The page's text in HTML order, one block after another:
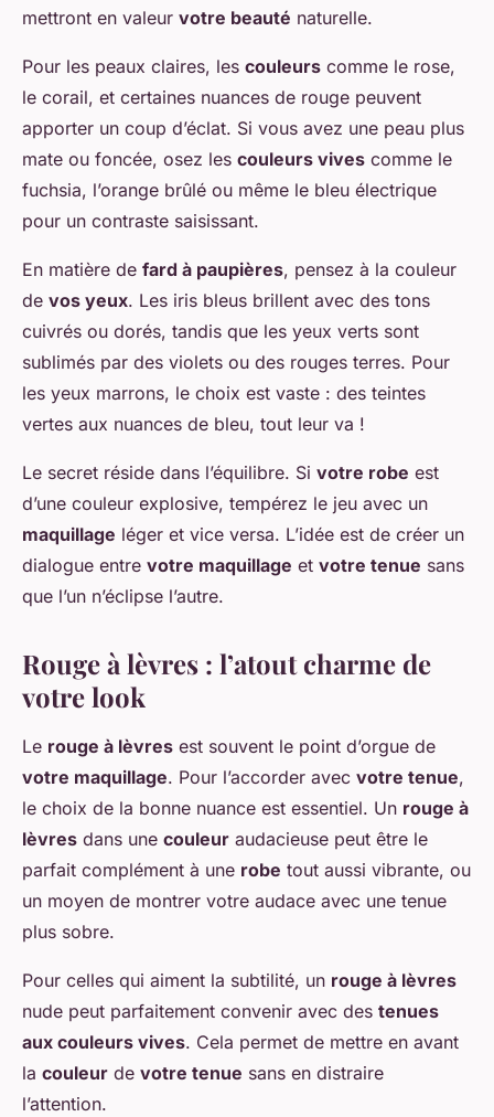
mettront en valeur votre beauté naturelle.
Pour les peaux claires, les couleurs comme le rose,
le corail, et certaines nuances de rouge peuvent
apporter un coup d’éclat. Si vous avez une peau plus
mate ou foncée, osez les couleurs vives comme le
fuchsia, l’orange brûlé ou même le bleu électrique
pour un contraste saisissant.
En matière de fard à paupières, pensez à la couleur
de vos yeux. Les iris bleus brillent avec des tons
cuivrés ou dorés, tandis que les yeux verts sont
sublimés par des violets ou des rouges terres. Pour
les yeux marrons, le choix est vaste : des teintes
vertes aux nuances de bleu, tout leur va !
Le secret réside dans l’équilibre. Si votre robe est
d’une couleur explosive, tempérez le jeu avec un
maquillage léger et vice versa. L’idée est de créer un
dialogue entre votre maquillage et votre tenue sans
que l’un n’éclipse l’autre.
Rouge à lèvres : l’atout charme de
votre look
Le rouge à lèvres est souvent le point d’orgue de
votre maquillage. Pour l’accorder avec votre tenue,
le choix de la bonne nuance est essentiel. Un rouge à
lèvres dans une couleur audacieuse peut être le
parfait complément à une robe tout aussi vibrante, ou
un moyen de montrer votre audace avec une tenue
plus sobre.
Pour celles qui aiment la subtilité, un rouge à lèvres
nude peut parfaitement convenir avec des tenues
aux couleurs vives. Cela permet de mettre en avant
la couleur de votre tenue sans en distraire
l’attention.